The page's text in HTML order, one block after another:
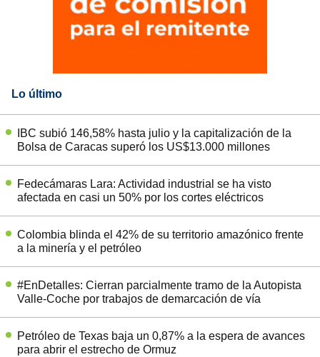
Lo último
IBC subió 146,58% hasta julio y la capitalización de la
Bolsa de Caracas superó los US$13.000 millones
Fedecámaras Lara: Actividad industrial se ha visto
afectada en casi un 50% por los cortes eléctricos
Colombia blinda el 42% de su territorio amazónico frente
a la minería y el petróleo
#EnDetalles: Cierran parcialmente tramo de la Autopista
Valle-Coche por trabajos de demarcación de vía
Petróleo de Texas baja un 0,87% a la espera de avances
para abrir el estrecho de Ormuz